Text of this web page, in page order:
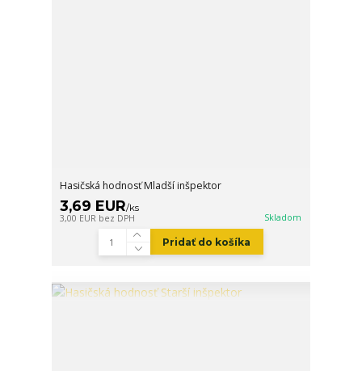
Hasičská hodnosť Mladší inšpektor
3,69 EUR/ks
3,00 EUR bez DPH Skladom
Pridať do košíka